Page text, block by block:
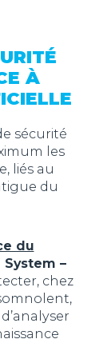
À
sécurité
les
liés au
du
du
–
chez